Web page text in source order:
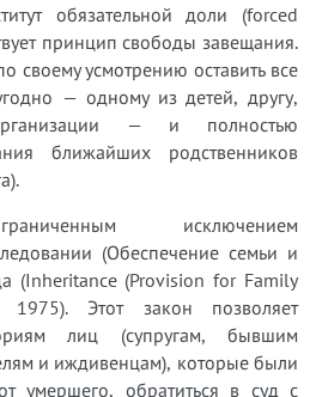
обязательной доли (forced
принцип свободы завещания.
своему усмотрению оставить все
— одному из детей, другу,
организации — и полностью
ближайших родственников
исключением
(Обеспечение семьи и
(Inheritance (Provision for Family
Этот закон позволяет
лиц (супругам, бывшим
и иждивенцам), которые были
умершего, обратиться в суд с